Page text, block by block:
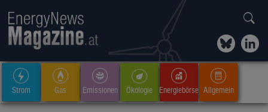
Strom Gas Emissionen Ökologie Energiebörse Allgemein